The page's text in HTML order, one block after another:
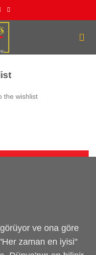
the wishlist
ve ona göre
"Her zaman en iyisi"